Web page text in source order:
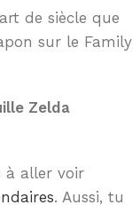
de siècle que
sur le Family
Zelda
à aller voir
. Aussi, tu